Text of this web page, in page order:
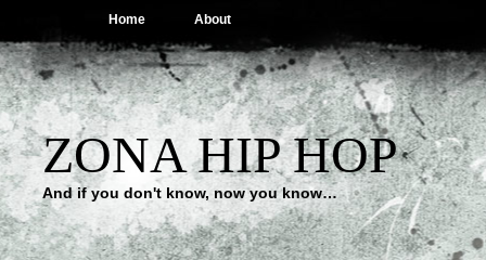
Home About
ZONA HIP HOP
And if you don't know, now you know…